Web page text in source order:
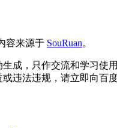
容来源于 SouRuan。
成，只作交流和学习
违法违规，请立即向百